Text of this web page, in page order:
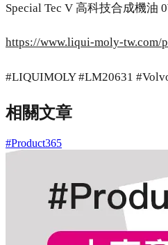
Special Tec V 高科技合成機油
https://www.liqui-moly-tw.com/
#LIQUIMOLY #LM20631
相關文章
#Product365